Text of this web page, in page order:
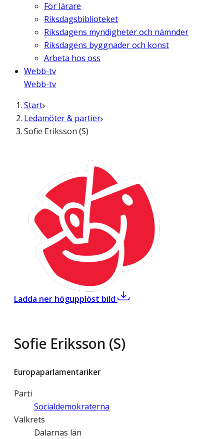
För lärare
Riksdagsbiblioteket
Riksdagens myndigheter och nämnder
Riksdagens byggnader och konst
Arbeta hos oss
Webb-tv
Webb-tv
Start
Ledamöter & partier
Sofie Eriksson (S)
Ladda ner högupplöst bild ,Sofie Eriksson (S)
Sofie Eriksson (S)
Europaparlamentariker
Parti
Socialdemokraterna
Valkrets
Dalarnas län